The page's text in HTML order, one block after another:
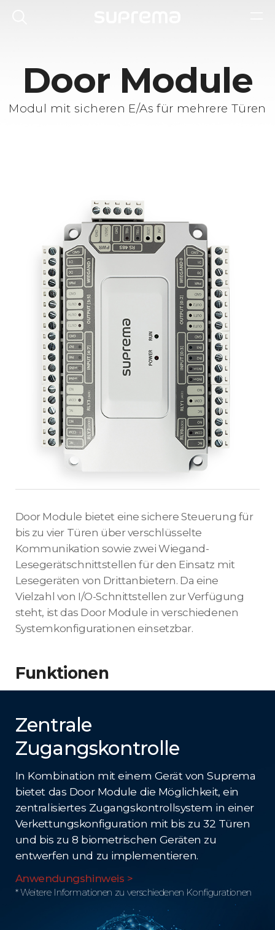
Door Module
Modul mit sicheren E/As für mehrere Türen
Door Module bietet eine sichere Steuerung für
bis zu vier Türen über verschlüsselte
Kommunikation sowie zwei Wiegand-
Lesegerätschnittstellen für den Einsatz mit
Lesegeräten von Drittanbietern. Da eine
Vielzahl von I/O-Schnittstellen zur Verfügung
steht, ist das Door Module in verschiedenen
Systemkonfigurationen einsetzbar.
Funktionen
Zentrale
Zugangskontrolle
In Kombination mit einem Gerät von Suprema
bietet das Door Module die Möglichkeit, ein
zentralisiertes Zugangskontrollsystem in einer
Verkettungskonfiguration mit bis zu 32 Türen
und bis zu 8 biometrischen Geräten zu
entwerfen und zu implementieren.
Anwendungshinweis >
* Weitere Informationen zu verschiedenen Konfigurationen